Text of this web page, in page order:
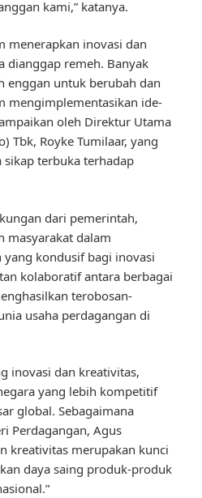
kami,” katanya.
menerapkan inovasi dan
dianggap remeh. Banyak
enggan untuk berubah dan
mengimplementasikan ide-
oleh Direktur Utama
Tbk, Royke Tumilaar, yang
terbuka terhadap
dari pemerintah,
masyarakat dalam
kondusif bagi inovasi
kolaboratif antara berbagai
terobosan-
usaha perdagangan di
inovasi dan kreativitas,
yang lebih kompetitif
global. Sebagaimana
Perdagangan, Agus
kreativitas merupakan kunci
daya saing produk-produk